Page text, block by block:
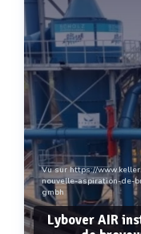
Vu sur https://
nouvelle-aspiration-de-
gmbh
Lybover AIR